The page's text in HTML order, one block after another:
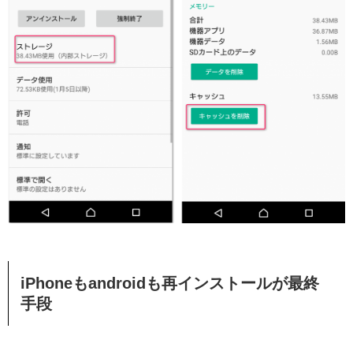
iPhoneもandroidも再インストールが最終
手段